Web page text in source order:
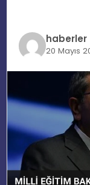
SPOR
YAŞAM
haberler
20 Mayıs